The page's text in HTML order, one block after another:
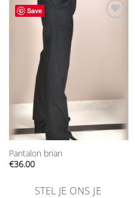
Save
Pantalon brian
€36.00
STEL JE ONS JE